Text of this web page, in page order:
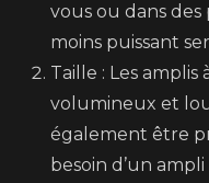
vous ou dans
moins puissant
Taille : Les
volumineux et
également être
besoin d’un